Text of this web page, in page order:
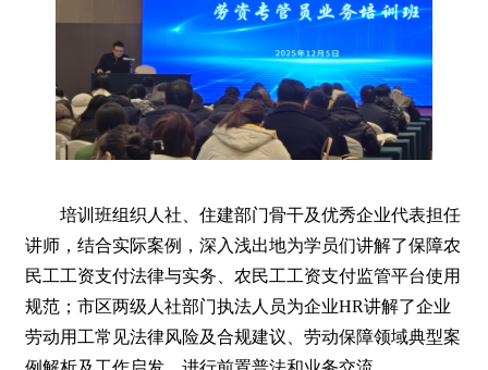
培训班组织人社、住建部门骨干及优秀企业代表担任
讲师，结合实际案例，深入浅出地为学员们讲解了保障农
民工工资支付法律与实务、农民工工资支付监管平台使用
规范；市区两级人社部门执法人员为企业HR讲解了企业
劳动用工常见法律风险及合规建议、劳动保障领域典型案